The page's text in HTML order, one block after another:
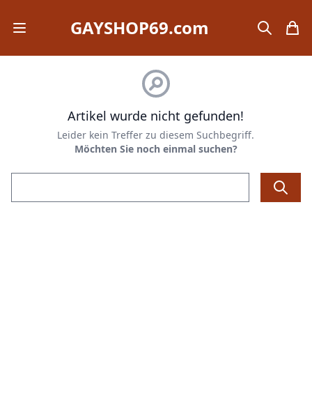
Open mobile menuGAYSHOP69.com search
Artikel wurde nicht gefunden!
Leider kein Treffer zu diesem Suchbegriff.
Möchten Sie noch einmal suchen?